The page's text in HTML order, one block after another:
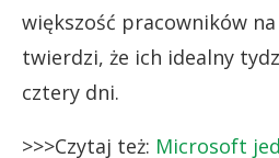
większość pracowników na
twierdzi, że ich idealny
cztery dni.
>>>Czytaj też: Microsoft